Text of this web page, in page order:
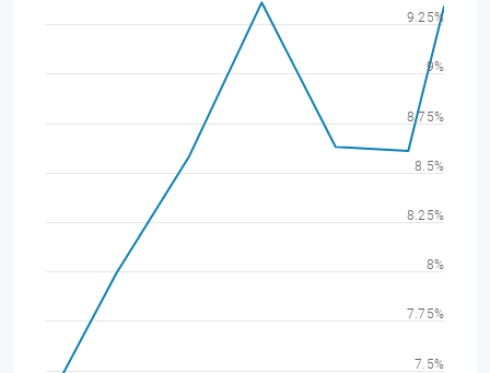
7.5%
7.75%
8%
8.25%
8.5%
8.75%
9%
9.25%